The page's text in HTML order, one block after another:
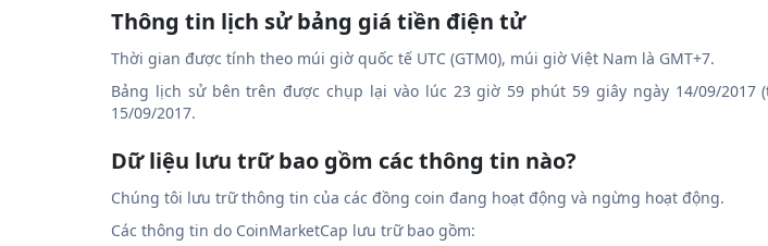
Thông tin lịch sử bảng giá tiền điện tử
Thời gian được tính theo múi giờ quốc tế UTC (GTM0), múi giờ Việt Nam là GMT+7.
Bảng lịch sử bên trên được chụp lại vào lúc 23 giờ 59 phút 59 giây ngày 14/09/
15/09/2017.
Dữ liệu lưu trữ bao gồm các thông tin nào?
Chúng tôi lưu trữ thông tin của các đồng coin đang hoạt động và ngừng hoạt động.
Các thông tin do CoinMarketCap lưu trữ bao gồm: